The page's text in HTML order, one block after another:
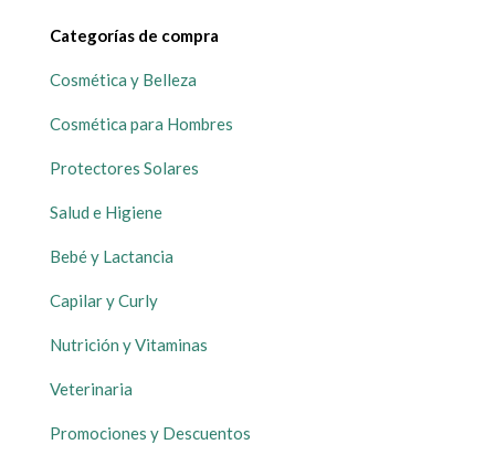
Categorías de compra
Cosmética y Belleza
Cosmética para Hombres
Protectores Solares
Salud e Higiene
Bebé y Lactancia
Capilar y Curly
Nutrición y Vitaminas
Veterinaria
Promociones y Descuentos